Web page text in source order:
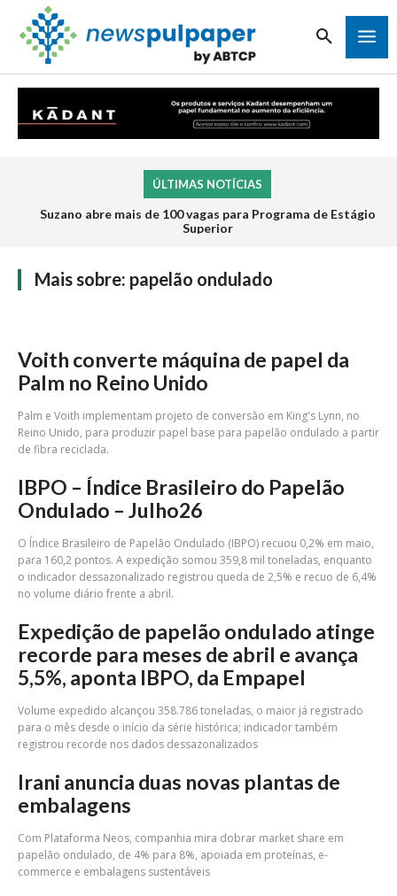
ÚLTIMAS NOTÍCIAS
Suzano abre mais de 100 vagas para Programa de Estágio
Superior
Mais sobre: papelão ondulado
Voith converte máquina de papel da
Palm no Reino Unido
Palm e Voith implementam projeto de conversão em King's Lynn, no
Reino Unido, para produzir papel base para papelão ondulado a partir
de fibra reciclada.
IBPO – Índice Brasileiro do Papelão
Ondulado – Julho26
O Índice Brasileiro de Papelão Ondulado (IBPO) recuou 0,2% em maio,
para 160,2 pontos. A expedição somou 359,8 mil toneladas, enquanto
o indicador dessazonalizado registrou queda de 2,5% e recuo de 6,4%
no volume diário frente a abril.
Expedição de papelão ondulado atinge
recorde para meses de abril e avança
5,5%, aponta IBPO, da Empapel
Volume expedido alcançou 358.786 toneladas, o maior já registrado
para o mês desde o início da série histórica; indicador também
registrou recorde nos dados dessazonalizados
Irani anuncia duas novas plantas de
embalagens
Com Plataforma Neos, companhia mira dobrar market share em
papelão ondulado, de 4% para 8%, apoiada em proteínas, e-
commerce e embalagens sustentáveis